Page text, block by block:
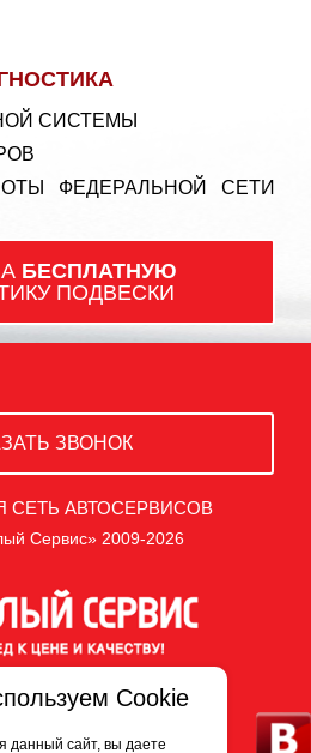
СИСТЕМЫ
ФЕДЕРАЛЬНОЙ СЕТИ
БЕСПЛАТНУЮ
ПОДВЕСКИ
ЗВОНОК
СЕТЬ АВТОСЕРВИСОВ
Сервис» 2009-2026
персональных данных
Cookie
данный сайт, вы даете